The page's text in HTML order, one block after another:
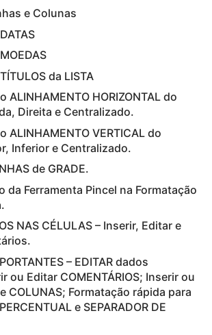
e Colunas
da LISTA
ALINHAMENTO HORIZONTAL do
Direita e Centralizado.
ALINHAMENTO VERTICAL do
Inferior e Centralizado.
de GRADE.
da Ferramenta Pincel na Formatação
NAS CÉLULAS – Inserir, Editar e
– EDITAR dados
ou Editar COMENTÁRIOS; Inserir ou
COLUNAS; Formatação rápida para
e SEPARADOR DE